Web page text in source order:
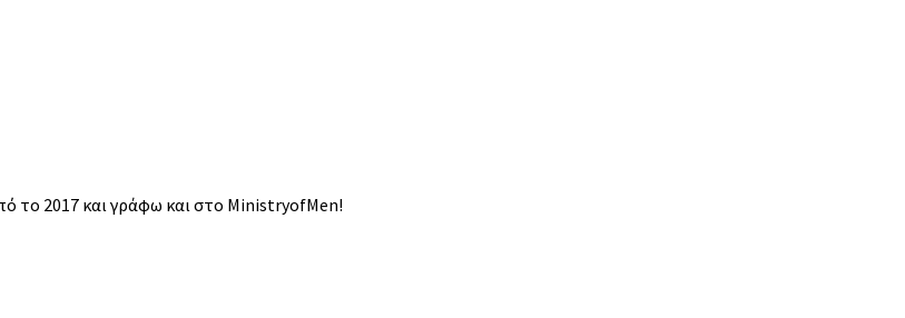
το 2017 και γράφω και στο MinistryofMen!